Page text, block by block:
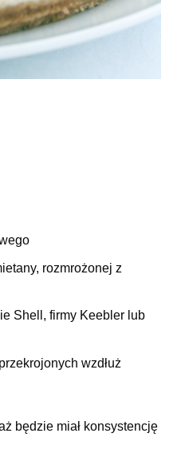
rozmrożonej z
Shell, firmy Keebler lub
wzdłuż
będzie miał konsystencję